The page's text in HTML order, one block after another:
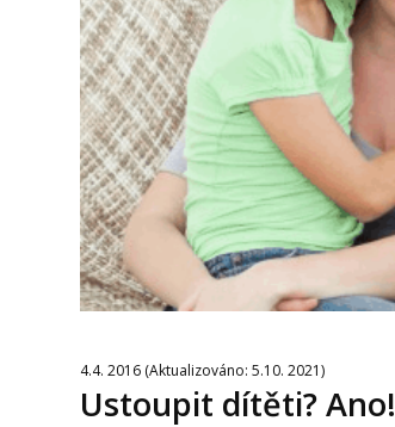
4.4. 2016 (Aktualizováno: 5.10. 2021)
Ustoupit dítěti? Ano!